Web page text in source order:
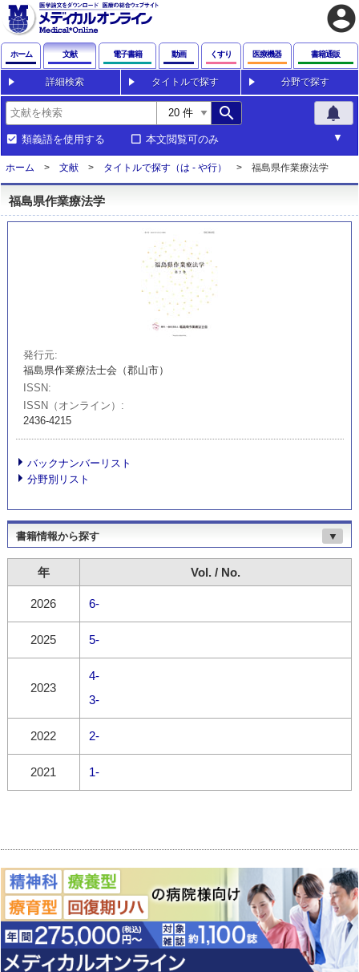
account_circle
ホーム 文献 電子書籍 動画 くすり 医療機器 書籍通販
詳細検索 タイトルで探す 分野で探す
search notifications
類義語を使用する 本文閲覧可のみ
ホーム 文献 タイトルで探す（は - や行） 福島県作業療法学
福島県作業療法学
発行元
福島県作業療法士会（郡山市）
ISSN
ISSN（オンライン）
2436-4215
バックナンバーリスト
分野別リスト
書籍情報から探す ▼
年 Vol. / No.
2026 6-
2025 5-
2023
4-
3-
2022 2-
2021 1-